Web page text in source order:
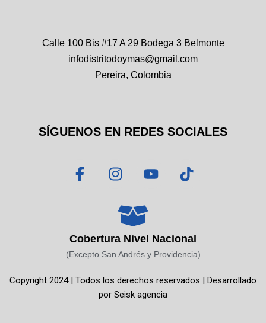
Calle 100 Bis #17 A 29 Bodega 3 Belmonte
infodistritodoymas@gmail.com
Pereira, Colombia
SÍGUENOS EN REDES SOCIALES
F
a
o
o
-
I
n
t
a
g
r
m
Y
o
b
e
T
i
k
Cobertura Nivel Nacional
(Excepto San Andrés y Providencia)
Copyright 2024 | Todos los derechos reservados | Desarrollado
por Seisk agencia